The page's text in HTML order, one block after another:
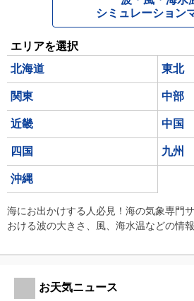
シミュレーション
エリアを選択
北海道
東北
関東 中部
近畿 中国
四国 九州
沖縄
海にお出かけする人必見！海の気象専門
おける波の大きさ、風、海水温などの情報
お天気ニュース